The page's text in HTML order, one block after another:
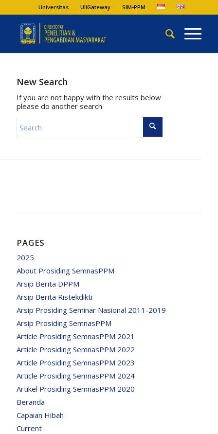
Universitas UIIGateway SIM-PPM
New Search
If you are not happy with the results below
please do another search
PAGES
2025
About Prosiding SemnasPPM
Arsip Berita DPPM
Arsip Berita Ristekdikti
Arsip Prosiding Seminar Nasional 2011-2019
Arsip Prosiding SemnasPPM
Article Prosiding SemnasPPM 2021
Article Prosiding SemnasPPM 2022
Article Prosiding SemnasPPM 2023
Article Prosiding SemnasPPM 2024
Artikel Prosiding SemnasPPM 2020
Beranda
Capaian Hibah
Current